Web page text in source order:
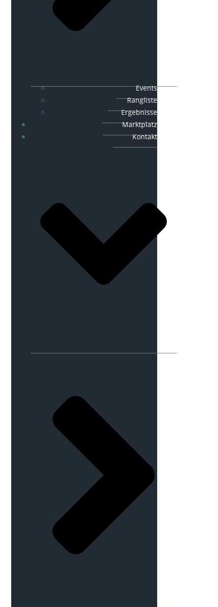
Events
Rangliste
Ergebnisse
Marktplatz
Kontakt